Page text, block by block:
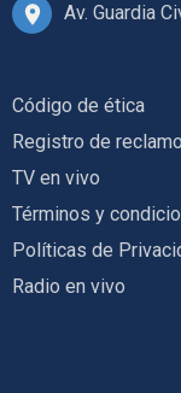
Av. Guardia
Código de ética
Registro de
TV en vivo
Términos y
Políticas de
Radio en vivo